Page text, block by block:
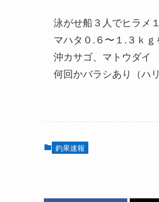
泳がせ船３人でヒラメ
マハタ０.６〜１.３ｋ
沖カサゴ、マトウダイ
何回かバラシあり（ハ
釣果速報